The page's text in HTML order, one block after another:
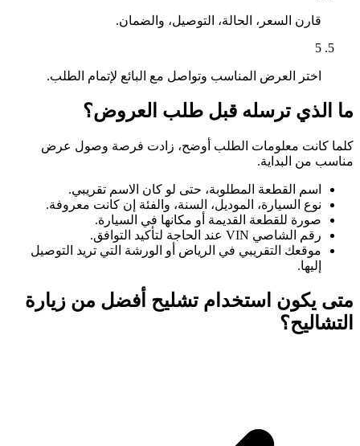
قارن السعر، الحالة، التوصيل، والضمان.
5
اختر العرض المناسب وتواصل مع البائع لإتمام الطلب.
ما الذي ترسله قبل طلب العروض؟
كلما كانت معلومات الطلب أوضح، زادت فرصة وصول عرض
مناسب من البداية.
اسم القطعة المطلوبة، حتى لو كان الاسم تقريبي.
نوع السيارة، الموديل، السنة، والفئة إن كانت معروفة.
صورة للقطعة القديمة أو مكانها في السيارة.
رقم الشاصي VIN عند الحاجة لتأكيد التوافق.
موقعك التقريبي في الرياض أو الورشة التي تريد التوصيل
إليها.
متى يكون استخدام تشليح أفضل من زيارة
التشاليح؟